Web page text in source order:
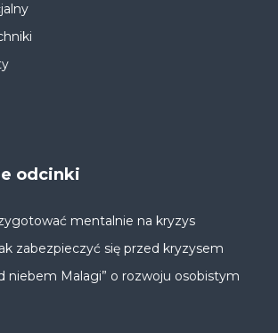
odcinki
mentalnie na kryzys
zabezpieczyć się przed kryzysem
niebem Malagi” o rozwoju osobistym